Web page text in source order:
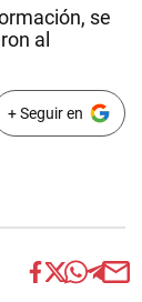
se
al
+ Seguir en